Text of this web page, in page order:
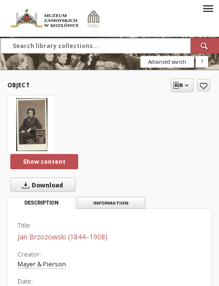
Advanced search ?
OBJECT
Show content
Download
DESCRIPTION INFORMATION
Title:
Jan Brzozowski (1844–1908)
Creator:
Mayer & Pierson
Date: